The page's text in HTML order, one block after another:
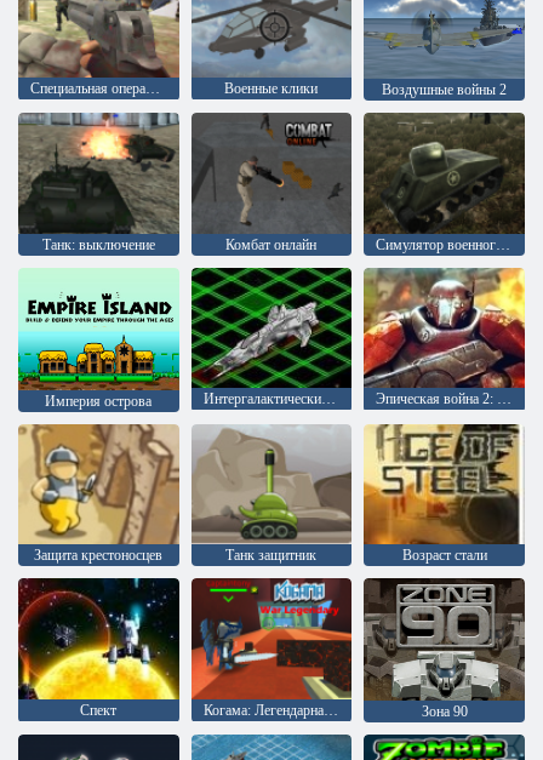
Специальная операция: Удар Военные клики Воздушные войны 2
Танк: выключение Комбат онлайн Симулятор военного танка
Империя острова Интергалактический морской бой Эпическая война 2: Защита башни
Защита крестоносцев Танк защитник Возраст стали
Спект Когама: Легендарная война Зона 90